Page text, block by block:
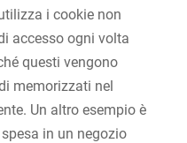
i cookie non
accesso ogni volta
questi vengono
memorizzati nel
Un altro esempio è
in un negozio